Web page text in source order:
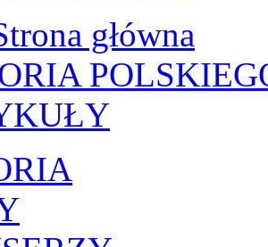
główna